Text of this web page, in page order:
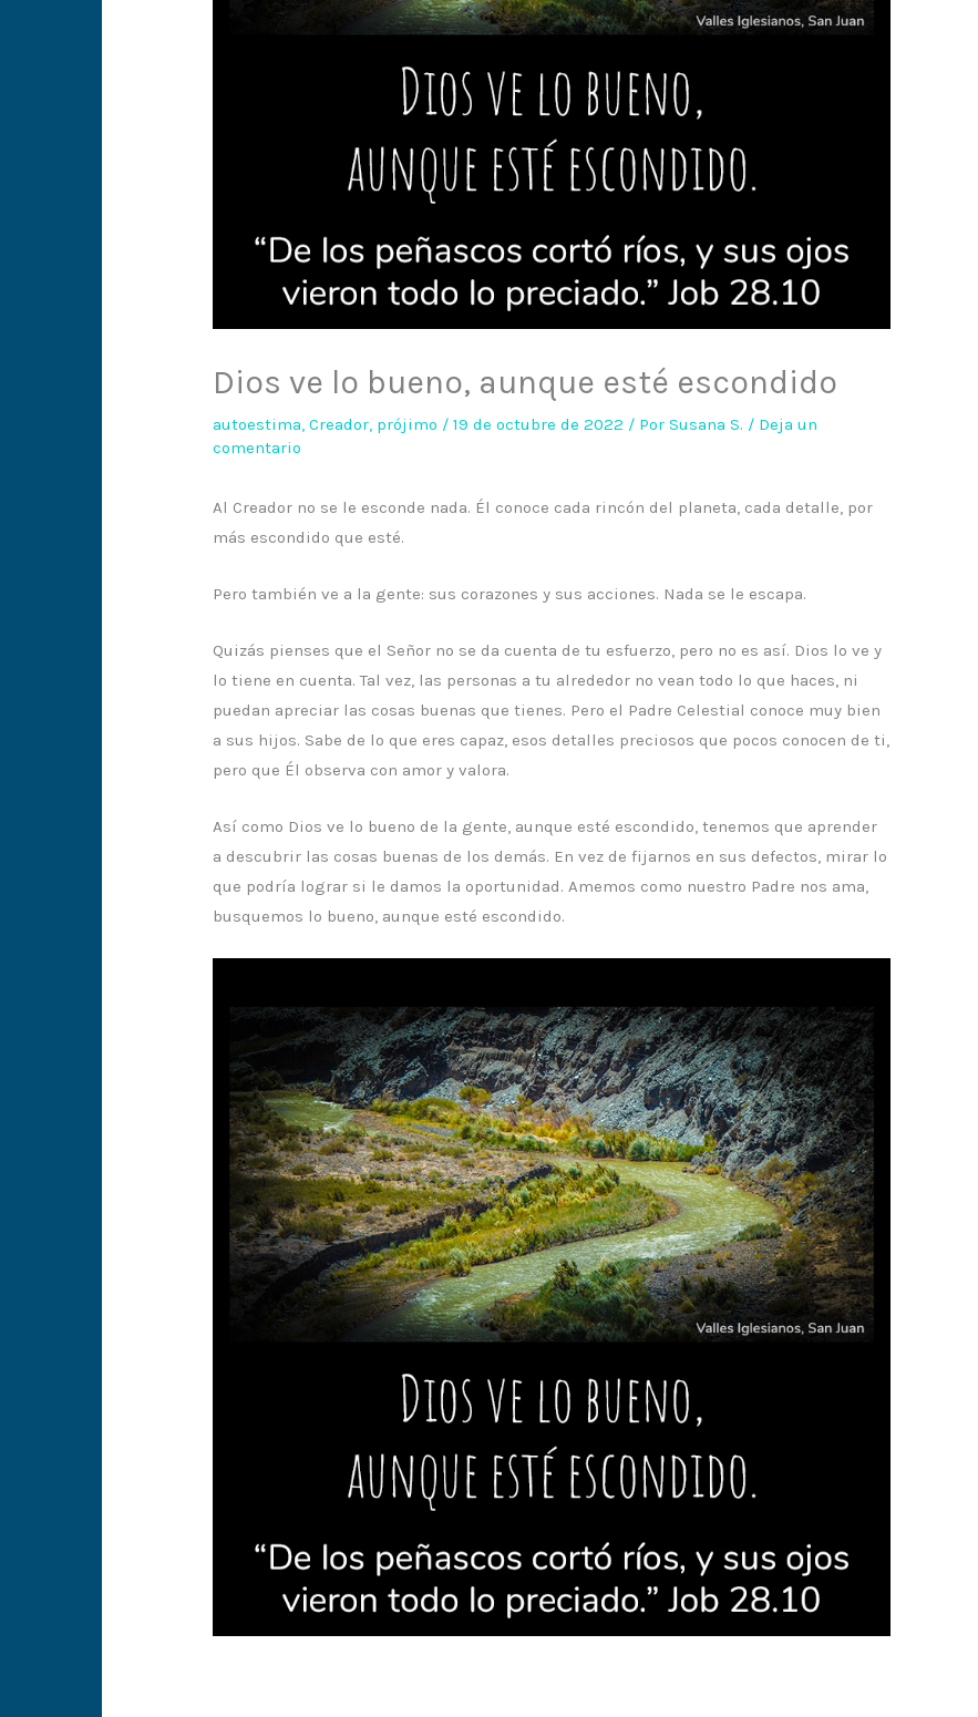
Dios ve lo bueno, aunque esté escondido
autoestima,Creador, prójimo /19 de octubre de 2022 / PorSusana S. / Deja un
comentario
Al Creador no se le esconde nada. Él conoce cada rincón del planeta, cada detalle, por
más escondido que esté.
Pero también ve a la gente: sus corazones y sus acciones. Nada se le escapa.
Quizás pienses que el Señor no se da cuenta de tu esfuerzo, pero no es así. Dios lo ve y
lo tiene en cuenta. Tal vez, las personas a tu alrededor no vean todo lo que haces, ni
puedan apreciar las cosas buenas que tienes. Pero el Padre Celestial conoce muy bien
a sus hijos. Sabe de lo que eres capaz, esos detalles preciosos que pocos conocen de ti,
pero que Él observa con amor y valora.
Así como Dios ve lo bueno de la gente, aunque esté escondido, tenemos que aprender
a descubrir las cosas buenas de los demás. En vez de fijarnos en sus defectos, mirar lo
que podría lograr si le damos la oportunidad. Amemos como nuestro Padre nos ama,
busquemos lo bueno, aunque esté escondido.